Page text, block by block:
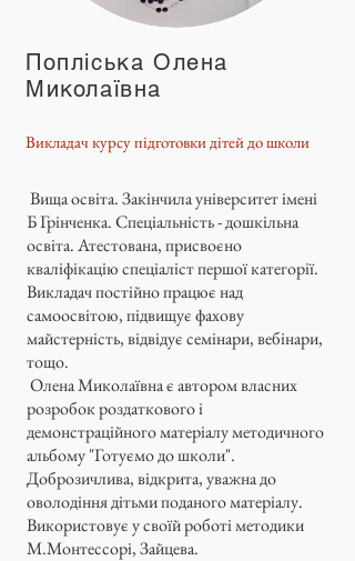
Попліська Олена
Миколаївна
Викладач курсу підготовки дітей до школи
Вища освіта. Закінчила університет імені
Б Грінченка. Спеціальність - дошкільна
освіта. Атестована, присвоєно
кваліфікацію спеціаліст першої категорії.
Викладач постійно працює над
самоосвітою, підвищує фахову
майстерність, відвідує семінари, вебінари,
тощо.
Олена Миколаївна є автором власних
розробок роздаткового і
демонстраційного матеріалу методичного
альбому "Готуємо до школи".
Доброзичлива, відкрита, уважна до
оволодіння дітьми поданого матеріалу.
Використовує у своїй роботі методики
М.Монтессорі, Зайцева.